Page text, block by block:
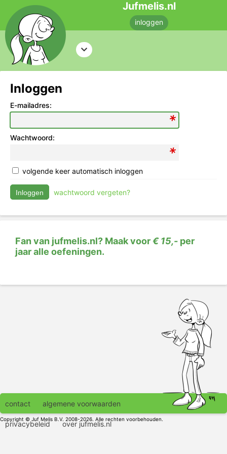
Jufmelis.nl
inloggen
Inloggen
E-mailadres:
Wachtwoord:
volgende keer automatisch inloggen
Inloggen wachtwoord vergeten?
Fan van jufmelis.nl? Maak voor€ 15,- per
jaar alle oefeningen.
contact algemene voorwaarden
privacybeleid over jufmelis.nl
Copyright © Juf Melis B.V. 2008-2026. Alle rechten voorbehouden.